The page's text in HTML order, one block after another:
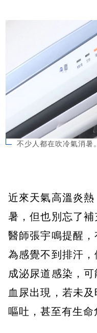
不少人都在吹冷氣消暑
近來天氣高溫炎
暑，但也別忘了
醫師張宇鳴提醒
為感覺不到排汗
成泌尿道感染，可
血尿出現，若未
嘔吐，甚至有生命